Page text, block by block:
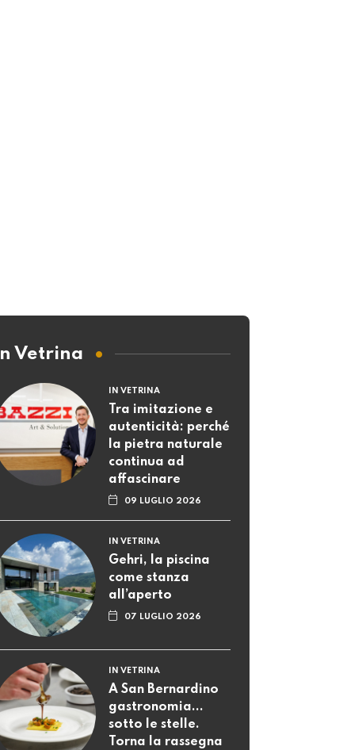
In Vetrina
IN VETRINA
Tra imitazione e
autenticità: perché
la pietra naturale
continua ad
affascinare
09 LUGLIO 2026
IN VETRINA
Gehri, la piscina
come stanza
all’aperto
07 LUGLIO 2026
IN VETRINA
A San Bernardino
gastronomia...
sotto le stelle.
Torna la rassegna